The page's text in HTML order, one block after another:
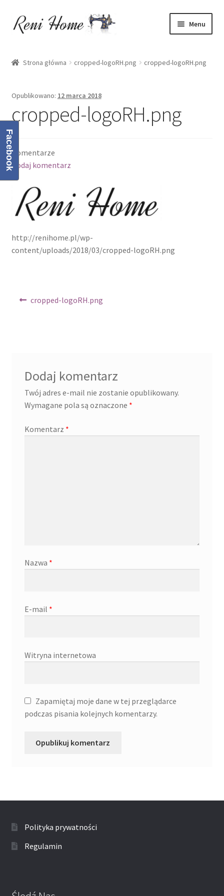
Przejdź
do
Przejdź
do
Menu
Koszyk
Moje konto
O mnie
Oferta
Polityka prywatności
Regulamin
Strona główna cropped-logoRH.png cropped-logoRH.png
Opublikowano: 12 marca 2018
cropped-logoRH.png
Komentarze
Dodaj komentarz
http://renihome.pl/wp-
content/uploads/2018/03/cropped-logoRH.png
Nawigacja
Poprzedni
cropped-logoRH.png
Dodaj komentarz
Twój adres e-mail nie zostanie opublikowany.
Wymagane pola są oznaczone *
Komentarz *
Nazwa *
E-mail *
Witryna internetowa
Zapamiętaj moje dane w tej przeglądarce
podczas pisania kolejnych komentarzy.
Polityka prywatności
Regulamin
Facebook